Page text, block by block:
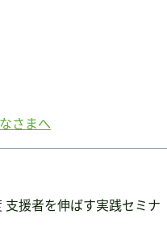
さまへ
支援者を伸ばす実践セミナ